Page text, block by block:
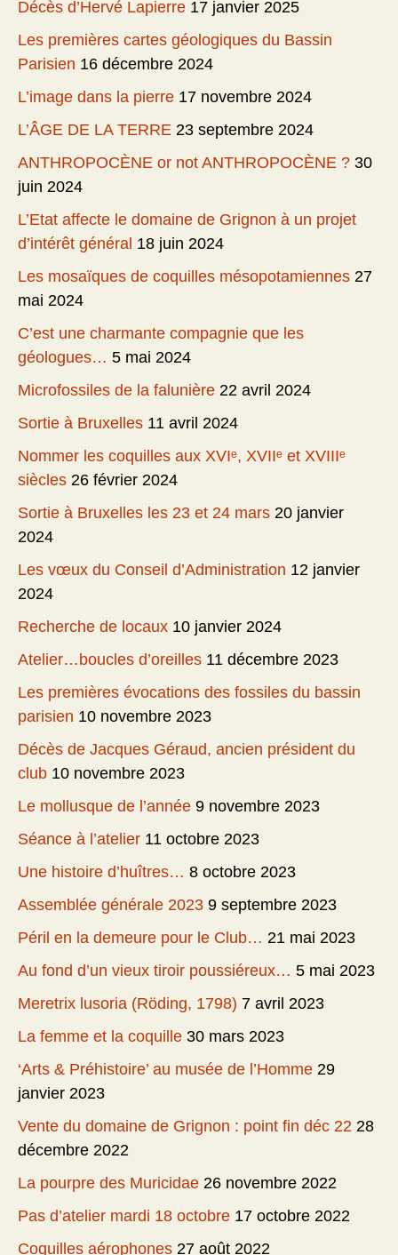
Décès d’Hervé Lapierre 17 janvier 2025
Les premières cartes géologiques du Bassin
Parisien 16 décembre 2024
L’image dans la pierre 17 novembre 2024
L’ÂGE DE LA TERRE 23 septembre 2024
ANTHROPOCÈNE or not ANTHROPOCÈNE ? 30
juin 2024
L’Etat affecte le domaine de Grignon à un projet
d’intérêt général 18 juin 2024
Les mosaïques de coquilles mésopotamiennes 27
mai 2024
C’est une charmante compagnie que les
géologues… 5 mai 2024
Microfossiles de la falunière 22 avril 2024
Sortie à Bruxelles 11 avril 2024
Nommer les coquilles aux XVIᵉ, XVIIᵉ et XVIIIᵉ
siècles 26 février 2024
Sortie à Bruxelles les 23 et 24 mars 20 janvier
2024
Les vœux du Conseil d’Administration 12 janvier
2024
Recherche de locaux 10 janvier 2024
Atelier…boucles d’oreilles 11 décembre 2023
Les premières évocations des fossiles du bassin
parisien 10 novembre 2023
Décès de Jacques Géraud, ancien président du
club 10 novembre 2023
Le mollusque de l’année 9 novembre 2023
Séance à l’atelier 11 octobre 2023
Une histoire d’huîtres… 8 octobre 2023
Assemblée générale 2023 9 septembre 2023
Péril en la demeure pour le Club… 21 mai 2023
Au fond d’un vieux tiroir poussiéreux… 5 mai 2023
Meretrix lusoria (Röding, 1798) 7 avril 2023
La femme et la coquille 30 mars 2023
‘Arts & Préhistoire’ au musée de l’Homme 29
janvier 2023
Vente du domaine de Grignon : point fin déc 22 28
décembre 2022
La pourpre des Muricidae 26 novembre 2022
Pas d’atelier mardi 18 octobre 17 octobre 2022
Coquilles aérophones 27 août 2022